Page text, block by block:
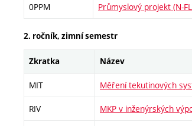
0PPM Průmyslový projekt (N-
2. ročník, zimní semestr
Zkratka Název
MIT Měření tekutinových
RIV MKP v inženýrských